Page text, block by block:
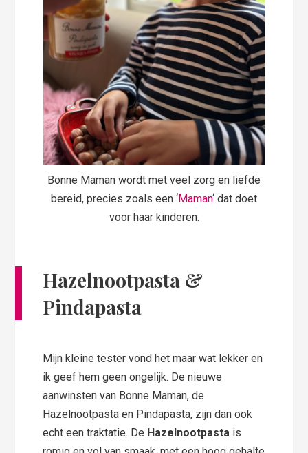
Bonne Maman wordt met veel zorg en liefde
bereid, precies zoals een ‘Maman‘ dat doet
voor haar kinderen.
Hazelnootpasta &
Pindapasta
Mijn kleine tester vond het maar wat lekker en
ik geef hem geen ongelijk. De nieuwe
aanwinsten van Bonne Maman, de
Hazelnootpasta en Pindapasta, zijn dan ook
echt een traktatie. De Hazelnootpasta is